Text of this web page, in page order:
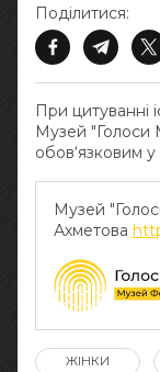
При цитуванні
Музей "Голоси
обов‘язковим у
Музей
Ахметова
Поділитися:
ЖІНКИ